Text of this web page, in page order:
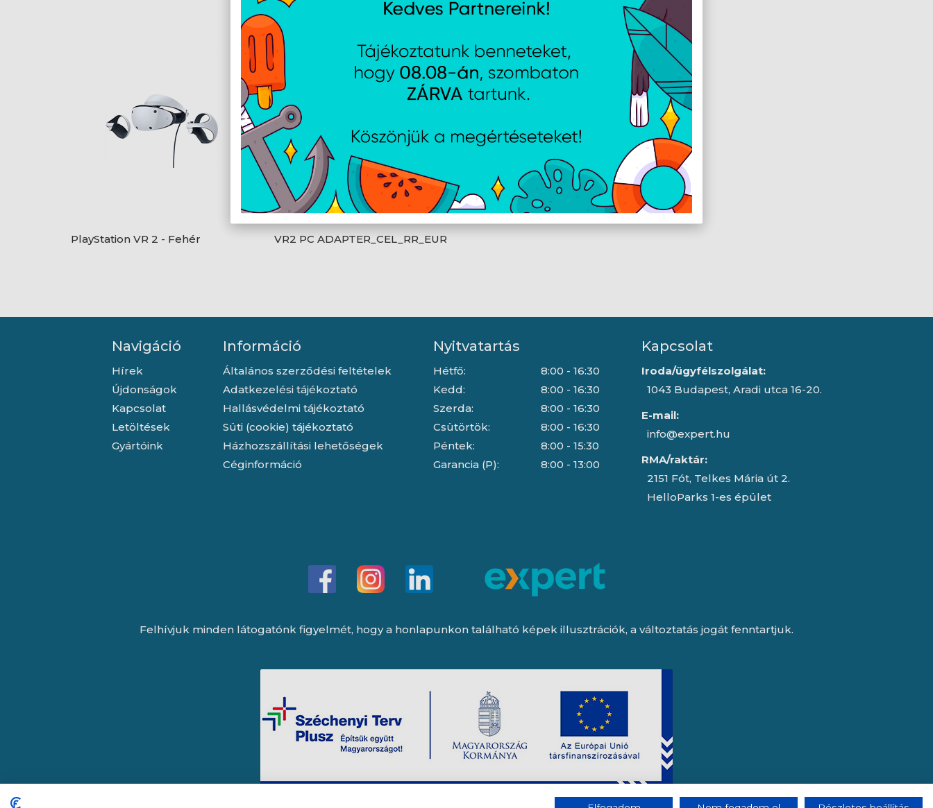
PlayStation VR 2 - Fehér VR2 PC ADAPTER_CEL_RR_EUR
Navigáció
Hírek
Újdonságok
Kapcsolat
Letöltések
Gyártóink
Információ
Általános szerződési feltételek
Adatkezelési tájékoztató
Hallásvédelmi tájékoztató
Süti (cookie) tájékoztató
Házhozszállítási lehetőségek
Céginformáció
Nyitvatartás
Hétfő:
Kedd:
Szerda:
Csütörtök:
Péntek:
Garancia (P):
8:00 - 16:30
8:00 - 16:30
8:00 - 16:30
8:00 - 16:30
8:00 - 15:30
8:00 - 13:00
Kapcsolat
Iroda/ügyfélszolgálat:
1043 Budapest, Aradi utca 16-20.
E-mail:
info@expert.hu
RMA/raktár:
2151 Fót, Telkes Mária út 2.
HelloParks 1-es épület
Felhívjuk minden látogatónk figyelmét, hogy a honlapunkon található képek illusztrációk, a változtatás jogát fenntartjuk.